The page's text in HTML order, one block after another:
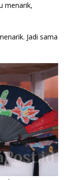
menarik,
Jadi sama